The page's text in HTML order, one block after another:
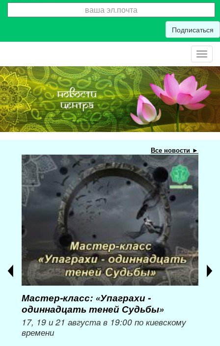
Подписаться
Все новости ►
Мастер-класс: «Упаграхи -
одиннадцать теней Судьбы»
17, 19 и 21 августа в 19:00 по киевскому
времени